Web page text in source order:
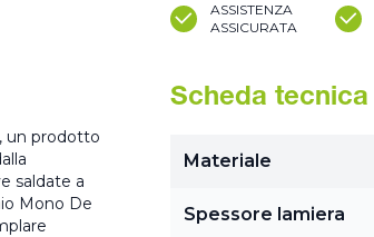
ASSISTENZA
ASSICURATA
un prodotto
saldate a
Mono De
Scheda tecnica
Materiale
Spessore lamiera